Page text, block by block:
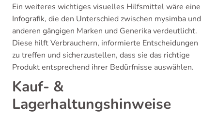
Ein weiteres wichtiges visuelles Hilfsmittel wäre eine
Infografik, die den Unterschied zwischen mysimba und
anderen gängigen Marken und Generika verdeutlicht.
Diese hilft Verbrauchern, informierte Entscheidungen
zu treffen und sicherzustellen, dass sie das richtige
Produkt entsprechend ihrer Bedürfnisse auswählen.
Kauf- &
Lagerhaltungshinweise